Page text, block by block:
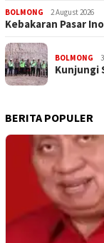
BOLMONG 2 August 2026
Kebakaran Pasar
BOLMONG
Kunjungi
BERITA POPULER